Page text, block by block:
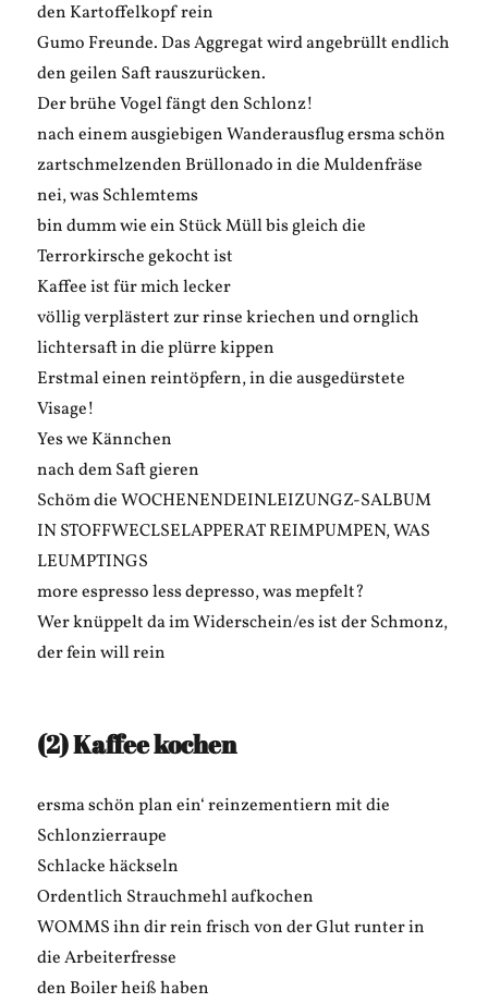
den Kartoffelkopf rein
Gumo Freunde. Das Aggregat wird angebrüllt endlich
den geilen Saft rauszurücken.
Der brühe Vogel fängt den Schlonz!
nach einem ausgiebigen Wanderausflug ersma schön
zartschmelzenden Brüllonado in die Muldenfräse
nei, was Schlemtems
bin dumm wie ein Stück Müll bis gleich die
Terrorkirsche gekocht ist
Kaffee ist für mich lecker
völlig verplästert zur rinse kriechen und ornglich
lichtersaft in die plürre kippen
Erstmal einen reintöpfern, in die ausgedürstete
Visage!
Yes we Kännchen
nach dem Saft gieren
Schöm die WOCHENENDEINLEIZUNGZ-SALBUM
IN STOFFWECLSELAPPERAT REIMPUMPEN, WAS
LEUMPTINGS
more espresso less depresso, was mepfelt?
Wer knüppelt da im Widerschein/es ist der Schmonz,
der fein will rein
(2) Kaffee kochen
ersma schön plan ein‘ reinzementiern mit die
Schlonzierraupe
Schlacke häckseln
Ordentlich Strauchmehl aufkochen
WOMMS ihn dir rein frisch von der Glut runter in
die Arbeiterfresse
den Boiler heiß haben